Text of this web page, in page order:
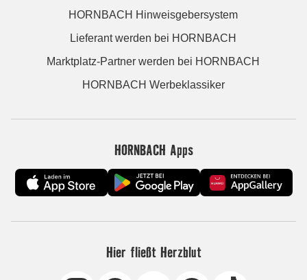
HORNBACH Hinweisgebersystem
Lieferant werden bei HORNBACH
Marktplatz-Partner werden bei HORNBACH
HORNBACH Werbeklassiker
HORNBACH Apps
Hier fließt Herzblut